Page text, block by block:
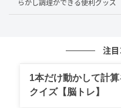
『smart』8月・9月合
APE（R）」（ア ベイ
が付いてきます。
らかし調理ができる便利グッズ
注目
1本だけ動かして計
クイズ【脳トレ】